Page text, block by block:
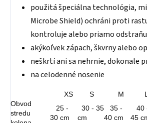
použitá špeciálna technológia,
Microbe Shield) ochráni proti
kontroluje alebo priamo
akýkoľvek zápach, škvrny alebo
neškrtí ani sa nehrnie, dokonale
na celodenné nosenie
XS S M L
Obvod
stredu
25 -
30 cm
30 - 35
cm
35 -
40 cm
40
45